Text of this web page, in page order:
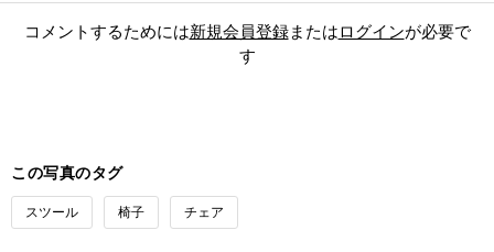
コメントするためには新規会員登録またはログインが必要で
す
この写真のタグ
スツール 椅子 チェア